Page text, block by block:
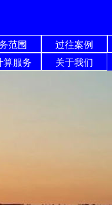
范围 过往案例
算服务 关于我们